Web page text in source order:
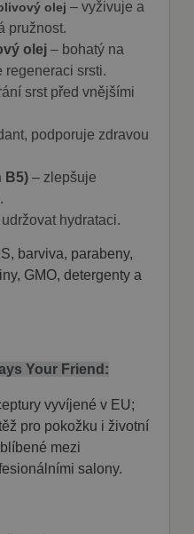
olej – vyživuje a
pružnost.
olej – bohatý na
regeneraci srsti.
srst před vnějšími
podporuje zdravou
B5) – zlepšuje
hydrataci.
barviva, parabeny,
GMO, detergenty a
Your Friend:
vyvíjené v EU;
pro pokožku i životní
mezi
salony.
umožňují
stránek, jako je
účtu. Webové
nutných souborů
Poskytovatel
.fajnpes.cz 10 dní
Tento soubor
pro účely
řízení
fajnpes.cz
měsíc
Cookie-
Script.com k
zapamatování